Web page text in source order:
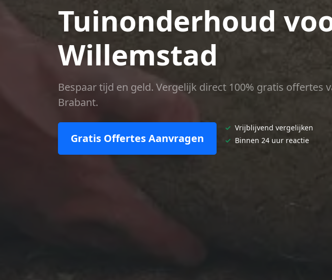
Tuinonderhoud
Willemstad
Bespaar tijd en geld. Vergelijk direct 100% gratis offertes
Brabant.
Gratis Offertes Aanvragen
✓ Vrijblijvend vergelijken
✓ Binnen 24 uur reactie